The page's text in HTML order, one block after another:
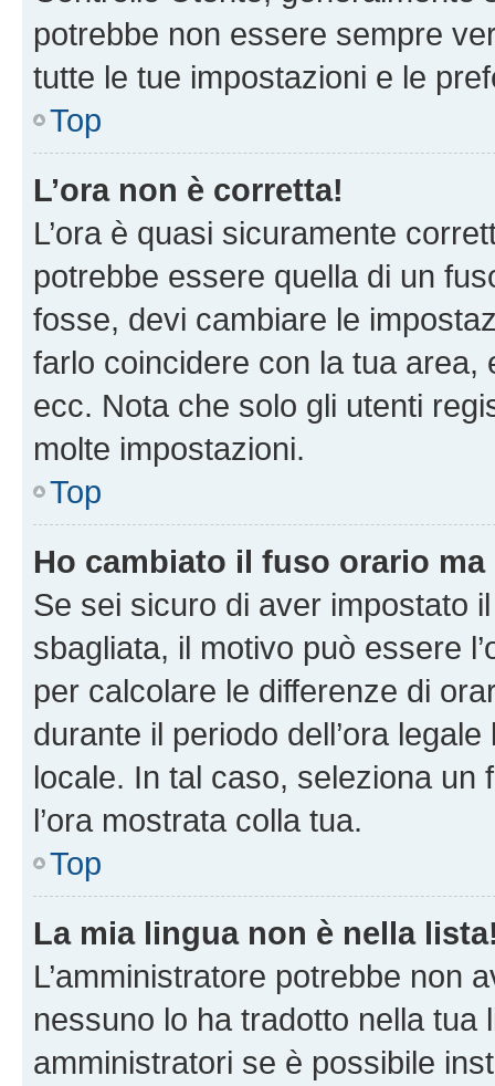
potrebbe non essere sempre
tutte le tue impostazioni e le
Top
L’ora non è corretta!
L’ora è quasi sicuramente
potrebbe essere quella di un
fosse, devi cambiare le
farlo coincidere con la tua area,
ecc. Nota che solo gli utenti
molte impostazioni.
Top
Ho cambiato il fuso orario ma
Se sei sicuro di aver impostato
sbagliata, il motivo può essere
per calcolare le differenze di
durante il periodo dell’ora
locale. In tal caso, seleziona
l’ora mostrata colla tua.
Top
La mia lingua non è nella
L’amministratore potrebbe non
nessuno lo ha tradotto nella tua
amministratori se è possibile